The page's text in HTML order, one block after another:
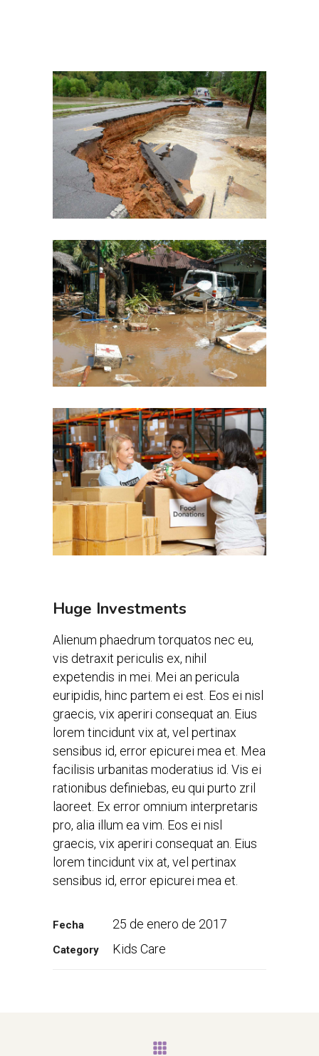
Huge Investments
Alienum phaedrum torquatos nec eu,
vis detraxit periculis ex, nihil
expetendis in mei. Mei an pericula
euripidis, hinc partem ei est. Eos ei nisl
graecis, vix aperiri consequat an. Eius
lorem tincidunt vix at, vel pertinax
sensibus id, error epicurei mea et. Mea
facilisis urbanitas moderatius id. Vis ei
rationibus definiebas, eu qui purto zril
laoreet. Ex error omnium interpretaris
pro, alia illum ea vim. Eos ei nisl
graecis, vix aperiri consequat an. Eius
lorem tincidunt vix at, vel pertinax
sensibus id, error epicurei mea et.
Fecha 25 de enero de 2017
Category Kids Care